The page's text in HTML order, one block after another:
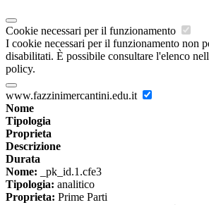
Cookie necessari per il funzionamento
I cookie necessari per il funzionamento non
disabilitati. È possibile consultare l'elenco
policy.
www.fazzinimercantini.edu.it
Nome
Tipologia
Proprieta
Descrizione
Durata
Nome: _pk_id.1.cfe3
Tipologia: analitico
Proprieta: Prime Parti